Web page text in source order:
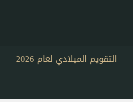
التقويم الميلادي لعام 2026